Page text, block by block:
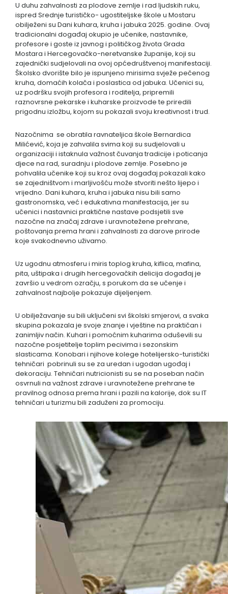
U duhu zahvalnosti za plodove zemlje i rad ljudskih ruku,
ispred Srednje turističko- ugostiteljske škole u Mostaru
obilježeni su Dani kuhara, kruha i jabuka 2025. godine. Ovaj
tradicionalni događaj okupio je učenike, nastavnike,
profesore i goste iz javnog i političkog života Grada
Mostara i Hercegovačko-neretvanske županije, koji su
zajednički sudjelovali na ovoj općedruštvenoj manifestaciji.
Školsko dvorište bilo je ispunjeno mirisima svježe pečenog
kruha, domaćih kolača i poslastica od jabuka. Učenici su,
uz podršku svojih profesora i roditelja, pripremili
raznovrsne pekarske i kuharske proizvode te priredili
prigodnu izložbu, kojom su pokazali svoju kreativnost i trud.
Nazočnima se obratila ravnateljica škole Bernardica
Milićević, koja je zahvalila svima koji su sudjelovali u
organizaciji i istaknula važnost čuvanja tradicije i poticanja
djece na rad, suradnju i plodove zemlje. Posebno je
pohvalila učenike koji su kroz ovaj događaj pokazali kako
se zajedništvom i marljivošću može stvoriti nešto lijepo i
vrijedno. Dani kuhara, kruha i jabuka nisu bili samo
gastronomska, već i edukativna manifestacija, jer su
učenici i nastavnici praktične nastave podsjetili sve
nazočne na značaj zdrave i uravnotežene prehrane,
poštovanja prema hrani i zahvalnosti za darove prirode
koje svakodnevno uživamo.
Uz ugodnu atmosferu i miris toplog kruha, kiflica, mafina,
pita, uštipaka i drugih hercegovačkih delicija događaj je
završio u vedrom ozračju, s porukom da se učenje i
zahvalnost najbolje pokazuje dijeljenjem.
U obilježavanje su bili uključeni svi školski smjerovi, a svaka
skupina pokazala je svoje znanje i vještine na praktičan i
zanimljiv način. Kuhari i pomoćnim kuharima oduševili su
nazočne posjetitelje toplim pecivima i sezonskim
slasticama. Konobari i njihove kolege hotelijersko-turistički
tehničari pobrinuli su se za uredan i ugodan ugođaj i
dekoraciju. Tehničari nutricionisti su se na poseban način
osvrnuli na važnost zdrave i uravnotežene prehrane te
pravilnog odnosa prema hrani i pazili na kalorije, dok su IT
tehničari u turizmu bili zaduženi za promociju.